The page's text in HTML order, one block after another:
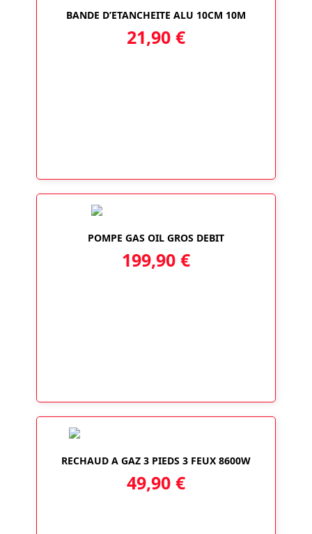
BANDE D’ETANCHEITE ALU 10CM 10M
21,90 €
POMPE GAS OIL GROS DEBIT
199,90 €
RECHAUD A GAZ 3 PIEDS 3 FEUX 8600W
49,90 €